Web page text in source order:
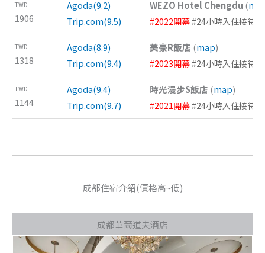
TWD
1906
Agoda(9.2)
Trip.com(9.5)
WEZO Hotel Chengdu(
#2022開幕#24小時入住接待
TWD
1318
Agoda(8.9)
Trip.com(9.4)
美豪R飯店 (map)
#2023開幕#24小時入住接待
TWD
1144
Agoda(9.4)
Trip.com(9.7)
時光漫步S飯店 (map)
#2021開幕#24小時入住接待
成都住宿介紹(價格高~低)
成都華爾道夫酒店